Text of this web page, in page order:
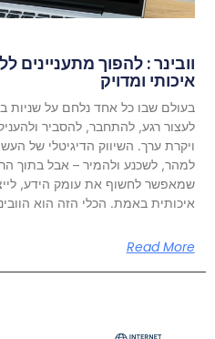
וובינר : להפוך מתעניינים
איכותי ומדויק
בעולם שבו כל אחד נלחם על שניות
לעצור רגע, להתחבר, להסביר
ויקרת ערך. השיווק הדיגיטלי של
למהר, לשכנע ולהמיר – אבל בתוך
שמאפשר לחשוף את עומק הידע,
איכותית באמת. הכלי הזה הוא
Read More